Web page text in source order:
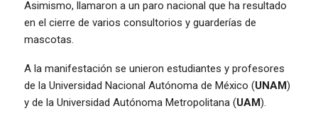
Asimismo, llamaron a un paro nacional que ha resultado
en el cierre de varios consultorios y guarderías de
mascotas.
A la manifestación se unieron estudiantes y profesores
de la Universidad Nacional Autónoma de México (UNAM)
y de la Universidad Autónoma Metropolitana (UAM).